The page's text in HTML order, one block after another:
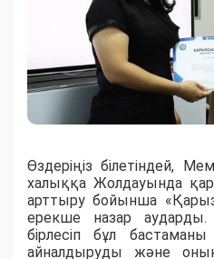
Өздеріңіз білетіндей,
халыққа Жолдауында
арттыру бойынша
ерекше назар аударды.
бірлесіп бұл
айналдыруды және